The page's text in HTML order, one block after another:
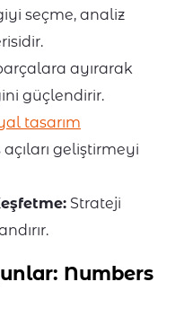
seçme, analiz
ayırarak
güçlendirir.
tasarım
geliştirmeyi
Strateji
Numbers